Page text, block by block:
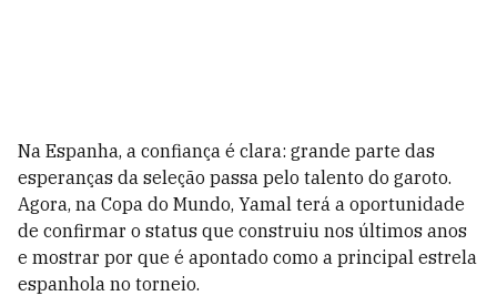
Na Espanha, a confiança é clara: grande parte das
esperanças da seleção passa pelo talento do garoto.
Agora, na Copa do Mundo, Yamal terá a oportunidade
de confirmar o status que construiu nos últimos anos
e mostrar por que é apontado como a principal estrela
espanhola no torneio.